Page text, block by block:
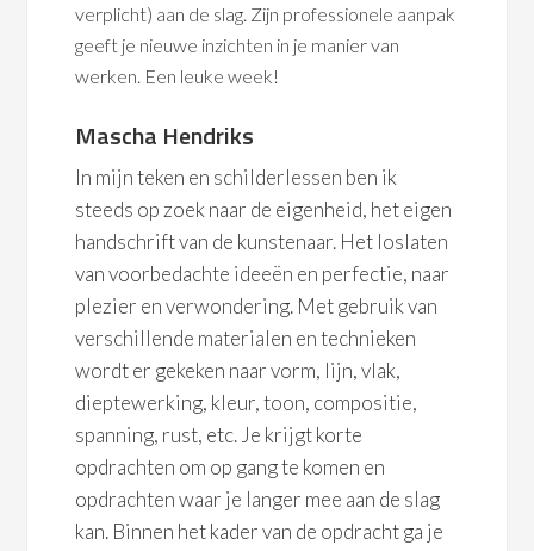
verplicht) aan de slag. Zijn professionele aanpak
geeft je nieuwe inzichten in je manier van
werken. Een leuke week!
Mascha Hendriks
In mijn teken en schilderlessen ben ik
steeds op zoek naar de eigenheid, het eigen
handschrift van de kunstenaar. Het loslaten
van voorbedachte ideeën en perfectie, naar
plezier en verwondering. Met gebruik van
verschillende materialen en technieken
wordt er gekeken naar vorm, lijn, vlak,
dieptewerking, kleur, toon, compositie,
spanning, rust, etc. Je krijgt korte
opdrachten om op gang te komen en
opdrachten waar je langer mee aan de slag
kan. Binnen het kader van de opdracht ga je